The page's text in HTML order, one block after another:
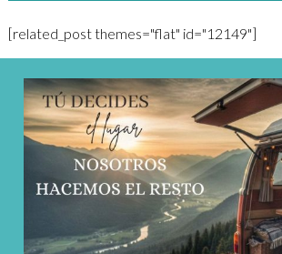
[related_post themes="flat" id="12149"]